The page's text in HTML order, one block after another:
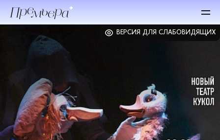
ВЕРСИЯ ДЛЯ СЛАБОВИДЯЩИХ